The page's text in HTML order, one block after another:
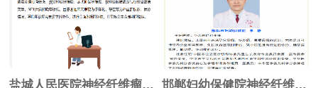
盐城人民医院神经纤维瘤义诊 报名进行中 邯郸妇幼保健院神经纤维瘤义诊 报名中